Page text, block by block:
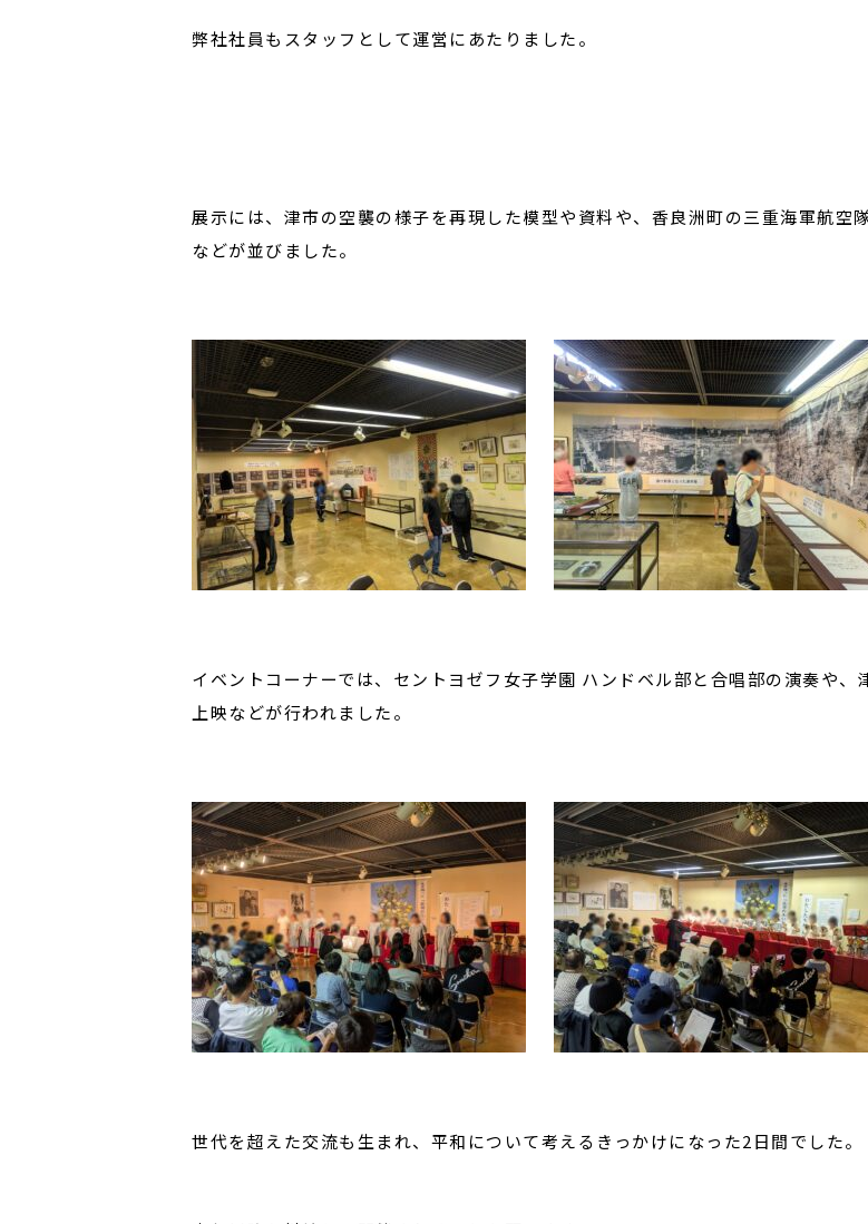
弊社社員もスタッフとして運営にあたりました。
展示には、津市の空襲の様子を再現した模型や資料や、香良洲町の三重海軍航空
などが並びました。
イベントコーナーでは、セントヨゼフ女子学園 ハンドベル部と合唱部の演奏や
上映などが行われました。
世代を超えた交流も生まれ、平和について考えるきっかけになった2日間でした。